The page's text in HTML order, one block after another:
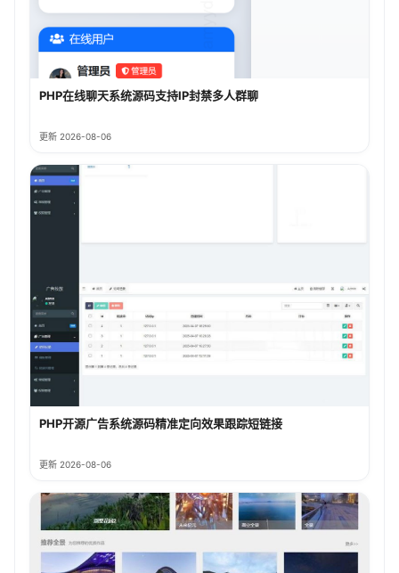
PHP在线聊天系统源码支持IP封禁多人群聊
更新 2026-08-06
PHP开源广告系统源码精准定向效果跟踪短链接
更新 2026-08-06